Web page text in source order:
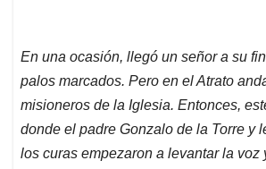
En una ocasión, llegó un señor a su
palos marcados. Pero en el Atrato
misioneros de la Iglesia. Entonces,
donde el padre Gonzalo de la Torre y
los curas empezaron a levantar la voz